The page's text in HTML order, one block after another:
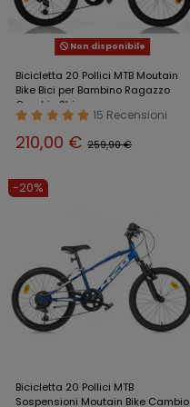
Non disponibile
Bicicletta 20 Pollici MTB Moutain
Bike Bici per Bambino Ragazzo
Cambio Shimano
15 Recensioni
210,00 € 259,90 €
-20%
Bicicletta 20 Pollici MTB
Sospensioni Moutain Bike Cambio